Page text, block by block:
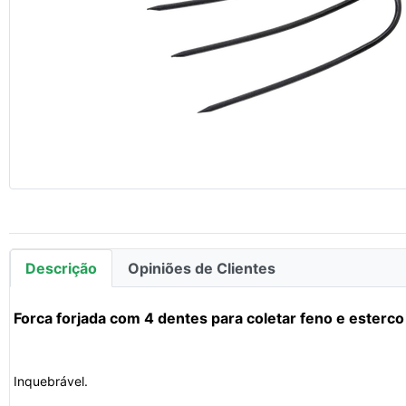
Descrição Opiniões de Clientes
Forca forjada com 4 dentes para coletar feno e esterco
Inquebrável.